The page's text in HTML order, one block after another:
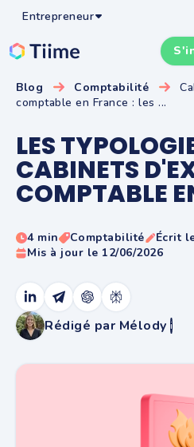
Entrepreneur
Blog Comptabilité
comptable en France : les ...
LES
CABINETS
COMPTABLE
4 min Comptabilité
Écrit
Mis à jour le 12/06/2026
Rédigé par Mélody i